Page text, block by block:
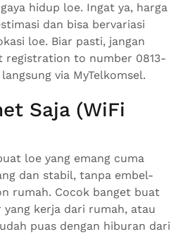
hidup loe. Ingat ya, harga
dan bisa bervariasi
loe. Biar pasti, jangan
registration to number 0813-
via MyTelkomsel.
Saja (WiFi
loe yang emang cuma
dan stabil, tanpa embel-
rumah. Cocok banget buat
kerja dari rumah, atau
puas dengan hiburan dari